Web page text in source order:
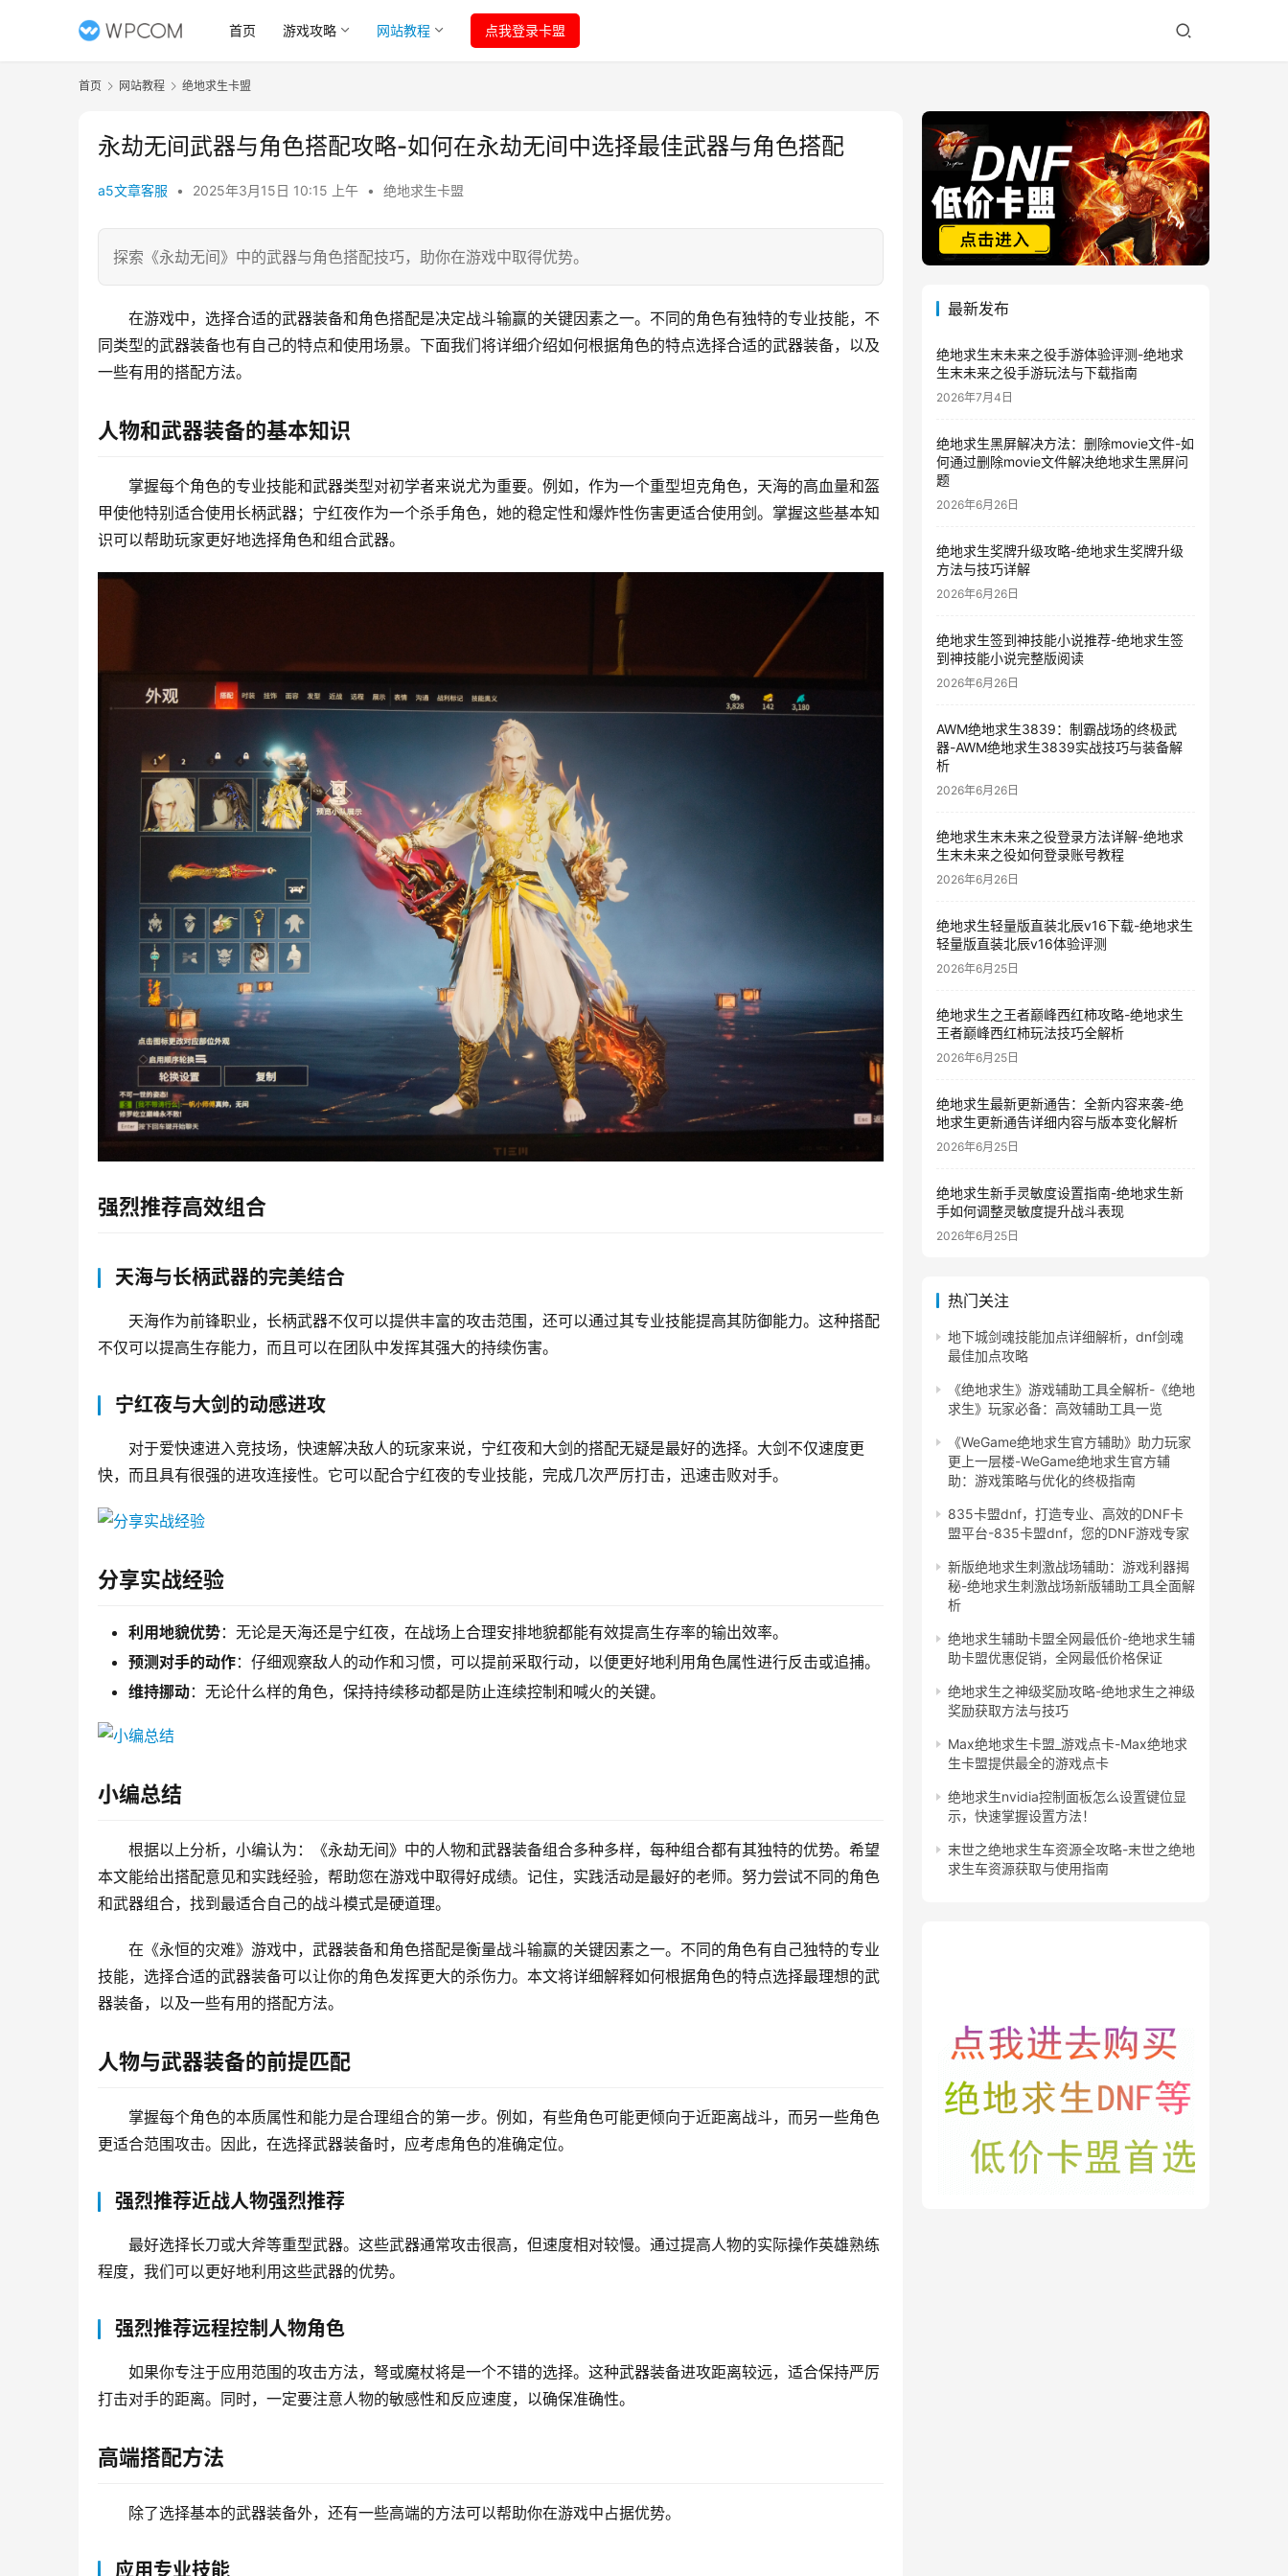
首页 游戏攻略 网站教程 点我登录卡盟
首页 网站教程 绝地求生卡盟
永劫无间武器与角色搭配攻略-如何在永劫无间中选择最佳武器与角色搭配
a5文章客服 • 2025年3月15日 10:15 上午 • 绝地求生卡盟
探索《永劫无间》中的武器与角色搭配技巧，助你在游戏中取得优势。
在游戏中，选择合适的武器装备和角色搭配是决定战斗输赢的关键因素之一。不同的角色有独特的专业技能，不
同类型的武器装备也有自己的特点和使用场景。下面我们将详细介绍如何根据角色的特点选择合适的武器装备，以及
一些有用的搭配方法。
人物和武器装备的基本知识
掌握每个角色的专业技能和武器类型对初学者来说尤为重要。例如，作为一个重型坦克角色，天海的高血量和盔
甲使他特别适合使用长柄武器；宁红夜作为一个杀手角色，她的稳定性和爆炸性伤害更适合使用剑。掌握这些基本知
识可以帮助玩家更好地选择角色和组合武器。
强烈推荐高效组合
天海与长柄武器的完美结合
天海作为前锋职业，长柄武器不仅可以提供丰富的攻击范围，还可以通过其专业技能提高其防御能力。这种搭配
不仅可以提高生存能力，而且可以在团队中发挥其强大的持续伤害。
宁红夜与大剑的动感进攻
对于爱快速进入竞技场，快速解决敌人的玩家来说，宁红夜和大剑的搭配无疑是最好的选择。大剑不仅速度更
快，而且具有很强的进攻连接性。它可以配合宁红夜的专业技能，完成几次严厉打击，迅速击败对手。
分享实战经验
利用地貌优势：无论是天海还是宁红夜，在战场上合理安排地貌都能有效提高生存率的输出效率。
预测对手的动作：仔细观察敌人的动作和习惯，可以提前采取行动，以便更好地利用角色属性进行反击或追捕。
维持挪动：无论什么样的角色，保持持续移动都是防止连续控制和喊火的关键。
小编总结
根据以上分析，小编认为：《永劫无间》中的人物和武器装备组合多种多样，每种组合都有其独特的优势。希望
本文能给出搭配意见和实践经验，帮助您在游戏中取得好成绩。记住，实践活动是最好的老师。努力尝试不同的角色
和武器组合，找到最适合自己的战斗模式是硬道理。
在《永恒的灾难》游戏中，武器装备和角色搭配是衡量战斗输赢的关键因素之一。不同的角色有自己独特的专业
技能，选择合适的武器装备可以让你的角色发挥更大的杀伤力。本文将详细解释如何根据角色的特点选择最理想的武
器装备，以及一些有用的搭配方法。
人物与武器装备的前提匹配
掌握每个角色的本质属性和能力是合理组合的第一步。例如，有些角色可能更倾向于近距离战斗，而另一些角色
更适合范围攻击。因此，在选择武器装备时，应考虑角色的准确定位。
强烈推荐近战人物强烈推荐
最好选择长刀或大斧等重型武器。这些武器通常攻击很高，但速度相对较慢。通过提高人物的实际操作英雄熟练
程度，我们可以更好地利用这些武器的优势。
强烈推荐远程控制人物角色
如果你专注于应用范围的攻击方法，弩或魔杖将是一个不错的选择。这种武器装备进攻距离较远，适合保持严厉
打击对手的距离。同时，一定要注意人物的敏感性和反应速度，以确保准确性。
高端搭配方法
除了选择基本的武器装备外，还有一些高端的方法可以帮助你在游戏中占据优势。
应用专业技能
最新发布
绝地求生末未来之役手游体验评测-绝地求
生末未来之役手游玩法与下载指南
2026年7月4日
绝地求生黑屏解决方法：删除movie文件-如
何通过删除movie文件解决绝地求生黑屏问
题
2026年6月26日
绝地求生奖牌升级攻略-绝地求生奖牌升级
方法与技巧详解
2026年6月26日
绝地求生签到神技能小说推荐-绝地求生签
到神技能小说完整版阅读
2026年6月26日
AWM绝地求生3839：制霸战场的终极武
器-AWM绝地求生3839实战技巧与装备解
析
2026年6月26日
绝地求生末未来之役登录方法详解-绝地求
生末未来之役如何登录账号教程
2026年6月26日
绝地求生轻量版直装北辰v16下载-绝地求生
轻量版直装北辰v16体验评测
2026年6月25日
绝地求生之王者巅峰西红柿攻略-绝地求生
王者巅峰西红柿玩法技巧全解析
2026年6月25日
绝地求生最新更新通告：全新内容来袭-绝
地求生更新通告详细内容与版本变化解析
2026年6月25日
绝地求生新手灵敏度设置指南-绝地求生新
手如何调整灵敏度提升战斗表现
2026年6月25日
热门关注
地下城剑魂技能加点详细解析，dnf剑魂
最佳加点攻略
《绝地求生》游戏辅助工具全解析-《绝地
求生》玩家必备：高效辅助工具一览
《WeGame绝地求生官方辅助》助力玩家
更上一层楼-WeGame绝地求生官方辅
助：游戏策略与优化的终极指南
835卡盟dnf，打造专业、高效的DNF卡
盟平台-835卡盟dnf，您的DNF游戏专家
新版绝地求生刺激战场辅助：游戏利器揭
秘-绝地求生刺激战场新版辅助工具全面解
析
绝地求生辅助卡盟全网最低价-绝地求生辅
助卡盟优惠促销，全网最低价格保证
绝地求生之神级奖励攻略-绝地求生之神级
奖励获取方法与技巧
Max绝地求生卡盟_游戏点卡-Max绝地求
生卡盟提供最全的游戏点卡
绝地求生nvidia控制面板怎么设置键位显
示，快速掌握设置方法！
末世之绝地求生车资源全攻略-末世之绝地
求生车资源获取与使用指南